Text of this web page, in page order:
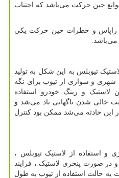
حین حرکت می‌باشد که اجتناب
زاپاس و خطرات حین حرکت یکی
تیوبلس به این شکل به تولید
شهری و سواری از تیوب برای نگه
لاستیک و رینگ خودرو استفاده
خالی شدن ناگهانی باد می‌شد و
این حادثه می‌شد ممکن بود کنترل
و استفاده از لاستیک تیوبلس ،
در صورت پنچری لاستیک ، فرایند
به حالت استفاده از تیوب به طول